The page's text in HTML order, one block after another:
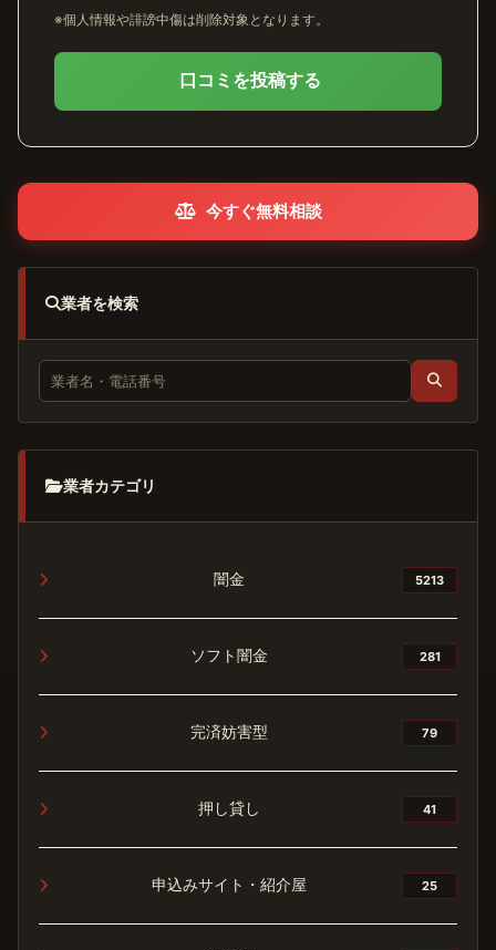
※個人情報や誹謗中傷は削除対象となります。
口コミを投稿する
今すぐ無料相談
業者を検索
業者カテゴリ
闇金 5213
ソフト闇金 281
完済妨害型 79
押し貸し 41
申込みサイト・紹介屋 25